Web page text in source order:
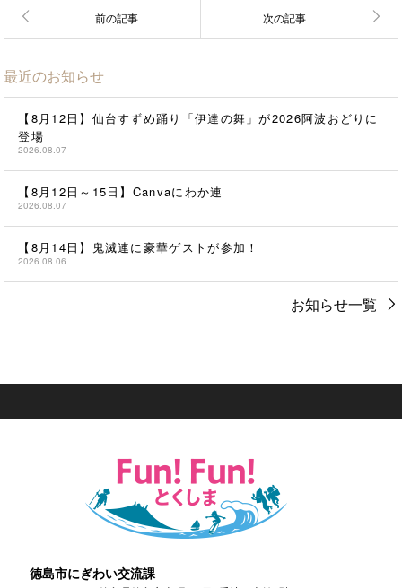
最近のお知らせ
【8月12日】仙台すずめ踊り「伊達の舞」が2026阿波おどりに
登場
2026.08.07
【8月12日～15日】Canvaにわか連
2026.08.07
【8月14日】鬼滅連に豪華ゲストが参加！
2026.08.06
お知らせ一覧
徳島市にぎわい交流課